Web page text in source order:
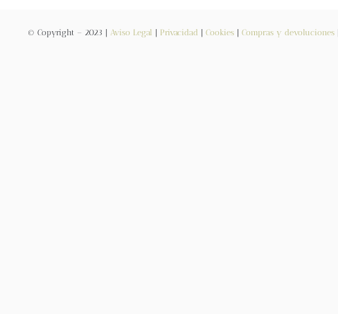
© Copyright – 2023 | Aviso Legal Privacidad Cookies| Compras y devoluciones|